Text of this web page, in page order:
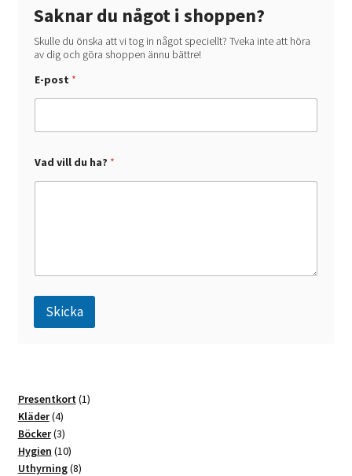
Saknar du något i shoppen?
Skulle du önska att vi tog in något speciellt? Tveka inte att höra
av dig och göra shoppen ännu bättre!
h
E-post *
Vad vill du ha? *
Skicka
e
r
n
a
Presentkort 11
Kläder 44
produkter
Böcker 33
produkter
Hygien 1010
produkter
Uthyrning 88